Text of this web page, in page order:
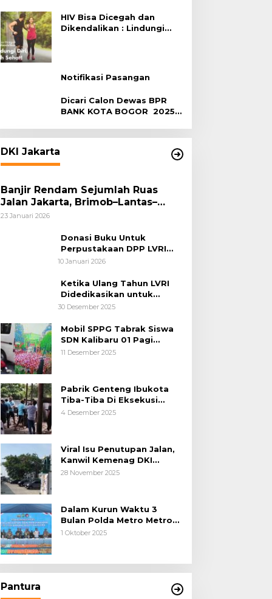
HIV Bisa Dicegah dan
Dikendalikan : Lindungi
Notifikasi Pasangan
Dicari Calon Dewas BPR
BANK KOTA BOGOR 2025-
DKI Jakarta
Banjir Rendam Sejumlah Ruas
Jalan Jakarta, Brimob–Lantas–
Polair PMJ Bergerak Cepat, Polri
23 Januari 2026
Donasi Buku Untuk
Perpustakaan DPP LVRI
Terus Mengalir
10 Januari 2026
Ketika Ulang Tahun LVRI
Didedikasikan untuk
Kemanusiaan
30 Desember 2025
Mobil SPPG Tabrak Siswa
SDN Kalibaru 01 Pagi
Cilincing Jakarta Utara
11 Desember 2025
Pabrik Genteng Ibukota
Tiba-Tiba Di Eksekusi
Jurusita Pengadilan Negeri
4 Desember 2025
Viral Isu Penutupan Jalan,
Kanwil Kemenag DKI
Jakarta Luruskan Fakta
28 November 2025
Dalam Kurun Waktu 3
Bulan Polda Metro Metro
Ungkap 1,14 Ton Narkoba
1 Oktober 2025
Pantura